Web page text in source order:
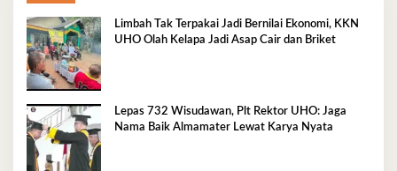
Limbah Tak Terpakai Jadi Bernilai Ekonomi, KKN
UHO Olah Kelapa Jadi Asap Cair dan Briket
Lepas 732 Wisudawan, Plt Rektor UHO: Jaga
Nama Baik Almamater Lewat Karya Nyata